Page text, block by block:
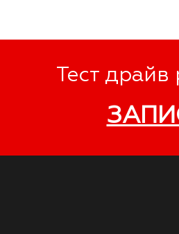
Тест драйв